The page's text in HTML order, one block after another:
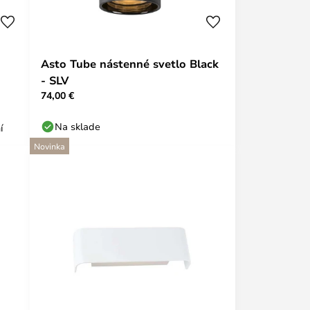
Asto Tube nástenné svetlo Black
- SLV
74,00 €
Na sklade
Novinka